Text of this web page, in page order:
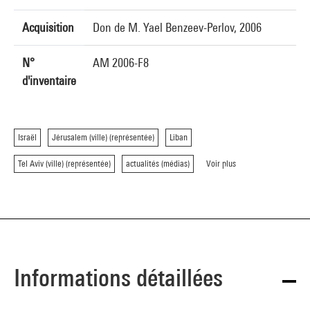
Acquisition Don de M. Yael Benzeev-Perlov, 2006
N°
d'inventaire
AM 2006-F8
Israël Jérusalem (ville) (représentée) Liban
Tel Aviv (ville) (représentée) actualités (médias) Voir plus
Informations détaillées